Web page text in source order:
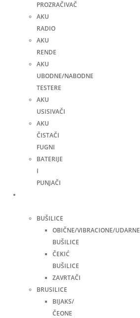
PROZRAČIVAČ
AKU
RADIO
AKU
RENDE
AKU
UBODNE/NABODNE
TESTERE
AKU
USISIVAČI
AKU
ČISTAČI
FUGNI
BATERIJE
I
PUNJAČI
BUŠILICE
OBIČNE/VIBRACIONE/UDARNE
BUŠILICE
ČEKIĆ
BUŠILICE
ZAVRTAČI
BRUSILICE
BIJAKS/
ČEONE